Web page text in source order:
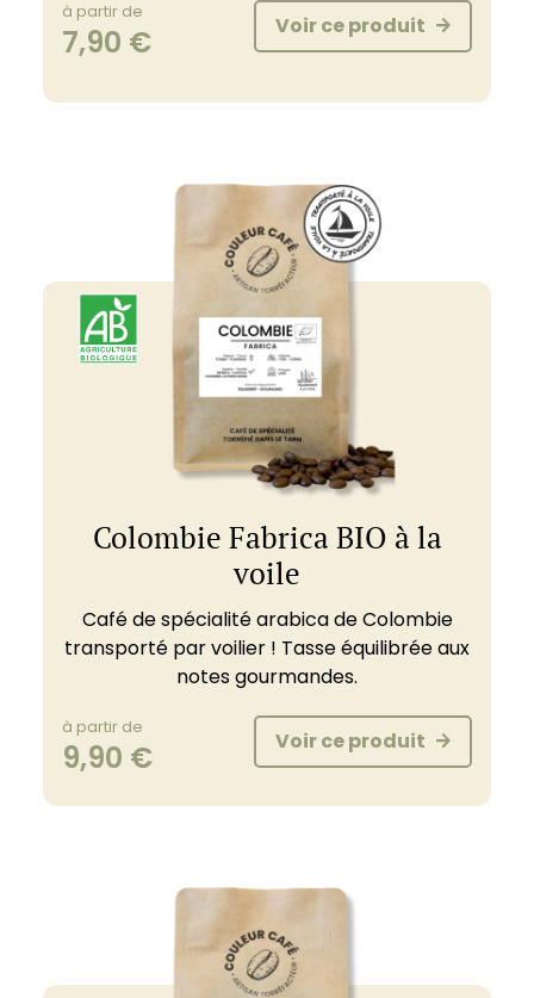
à partir de
7,90 € Voir ce produit
Colombie Fabrica BIO à la
voile
Café de spécialité arabica de Colombie
transporté par voilier ! Tasse équilibrée aux
notes gourmandes.
à partir de
9,90 € Voir ce produit